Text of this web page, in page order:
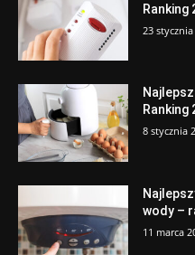
Ranking
23
Ranking
8 stycznia
wody –
11 marca